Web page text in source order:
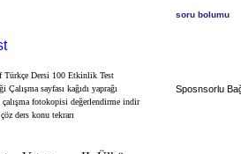
Türkçe Dersi 100 Etkinlik Test
Çalışma sayfası kağıdı yaprağı
çalışma fotokopisi değerlendirme indir
ders konu tekrarı
soru bolumu
Sposnsorlu